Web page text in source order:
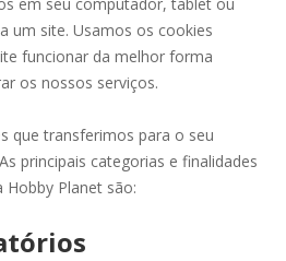
um site. Usamos os cookies
funcionar da melhor forma
os nossos serviços.
que transferimos para o seu
principais categorias e finalidades
Hobby Planet são: